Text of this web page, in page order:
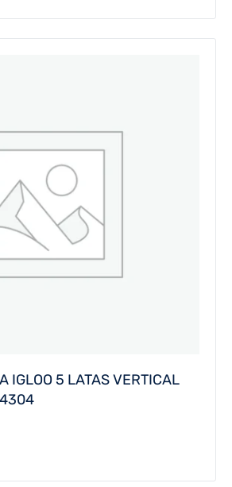
IGLOO 5 LATAS VERTICAL